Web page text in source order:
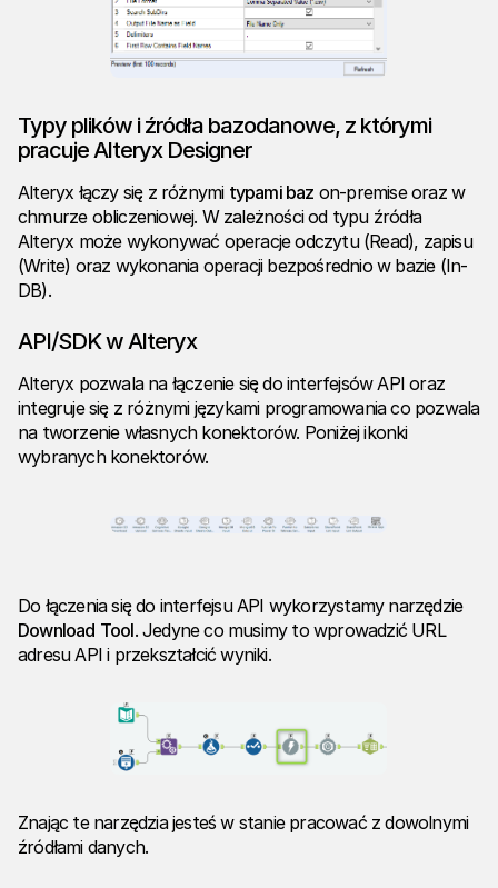
Typy plików i źródła bazodanowe, z którymi
pracuje Alteryx Designer
Alteryx łączy się z różnymi typami baz on-premise oraz w
chmurze obliczeniowej. W zależności od typu źródła
Alteryx może wykonywać operacje odczytu (Read), zapisu
(Write) oraz wykonania operacji bezpośrednio w bazie (In-
DB).
API/SDK w Alteryx
Alteryx pozwala na łączenie się do interfejsów API oraz
integruje się z różnymi językami programowania co pozwala
na tworzenie własnych konektorów. Poniżej ikonki
wybranych konektorów.
Do łączenia się do interfejsu API wykorzystamy narzędzie
Download Tool. Jedyne co musimy to wprowadzić URL
adresu API i przekształcić wyniki.
Znając te narzędzia jesteś w stanie pracować z dowolnymi
źródłami danych.